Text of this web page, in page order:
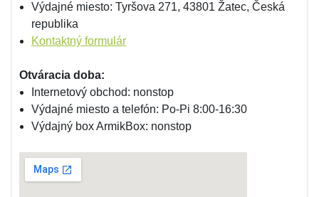
Výdajné miesto: Tyršova 271, 43801 Žatec, Česká
republika
Kontaktný formulár
Otváracia doba:
Internetový obchod: nonstop
Výdajné miesto a telefón: Po-Pi 8:00-16:30
Výdajný box ArmikBox: nonstop